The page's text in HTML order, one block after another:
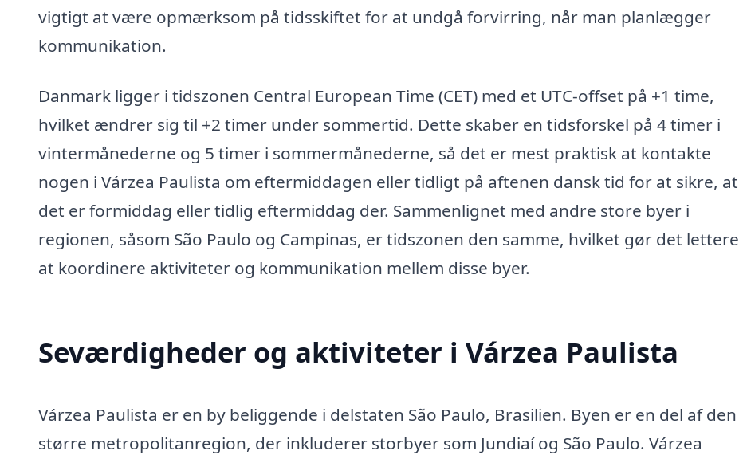
vigtigt at være opmærksom på tidsskiftet for at undgå forvirring, når man planlægger
kommunikation.
Danmark ligger i tidszonen Central European Time (CET) med et UTC-offset på +1 time,
hvilket ændrer sig til +2 timer under sommertid. Dette skaber en tidsforskel på 4 timer i
vintermånederne og 5 timer i sommermånederne, så det er mest praktisk at kontakte
nogen i Várzea Paulista om eftermiddagen eller tidligt på aftenen dansk tid for at sikre, at
det er formiddag eller tidlig eftermiddag der. Sammenlignet med andre store byer i
regionen, såsom São Paulo og Campinas, er tidszonen den samme, hvilket gør det lettere
at koordinere aktiviteter og kommunikation mellem disse byer.
Seværdigheder og aktiviteter i Várzea Paulista
Várzea Paulista er en by beliggende i delstaten São Paulo, Brasilien. Byen er en del af den
større metropolitanregion, der inkluderer storbyer som Jundiaí og São Paulo. Várzea